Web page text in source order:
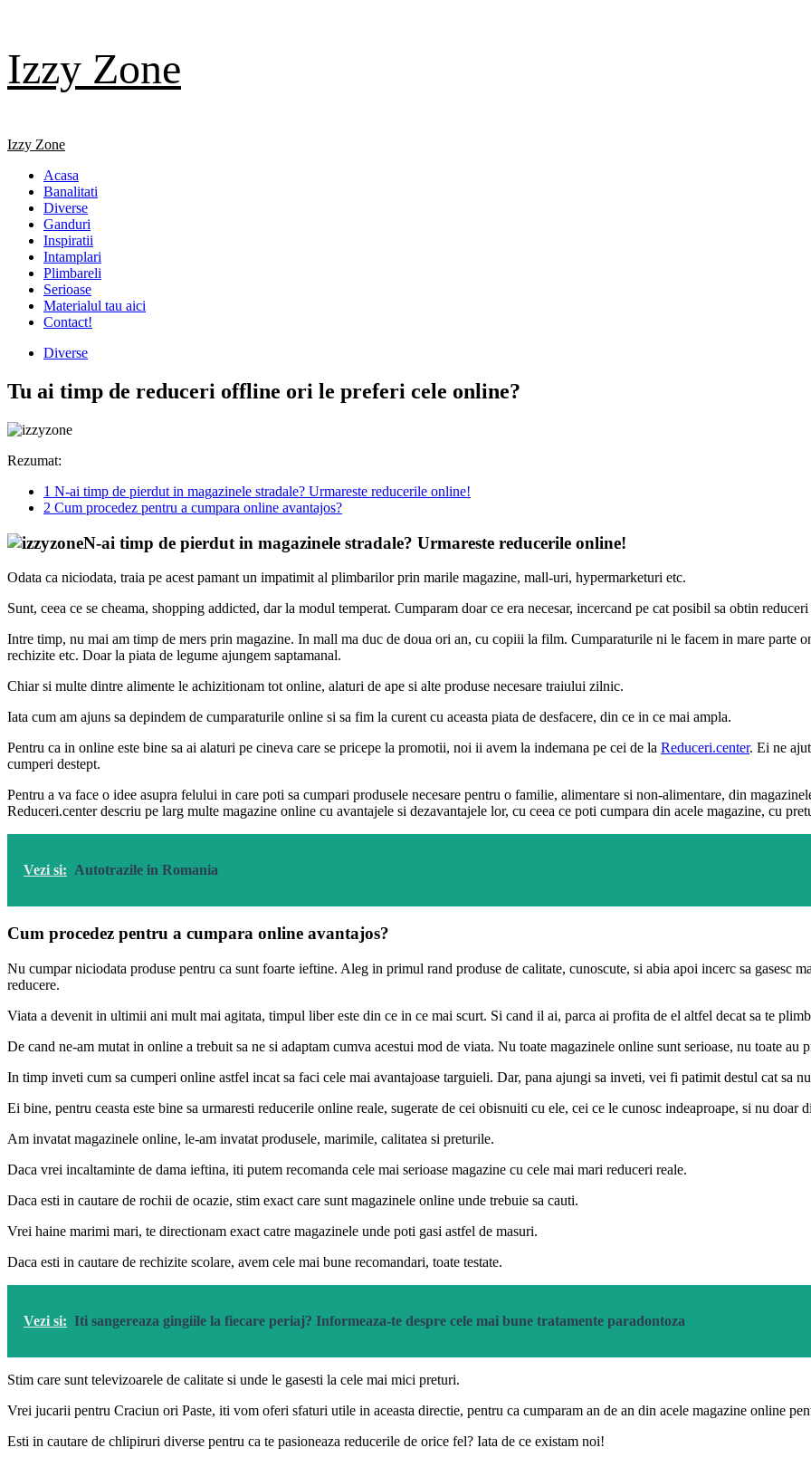
content
Izzy Zone
Primary
Izzy Zone
Acasa
Banalitati
Diverse
Ganduri
Inspiratii
Intamplari
Plimbareli
Serioase
Materialul tau aici
Contact!
Diverse
Tu ai timp de reduceri offline ori le preferi cele online?
Rezumat:
1 N-ai timp de pierdut in magazinele stradale? Urmareste reducerile online!
2 Cum procedez pentru a cumpara online avantajos?
N-ai timp de pierdut in magazinele stradale? Urmareste reducerile online!
Odata ca niciodata, traia pe acest pamant un impatimit al plimbarilor prin marile magazine, mall-uri, hypermarketuri etc.
Sunt, ceea ce se cheama, shopping addicted, dar la modul temperat. Cumparam doar ce era necesar, incercand pe cat posibil sa obtin
Intre timp, nu mai am timp de mers prin magazine. In mall ma duc de doua ori an, cu copiii la film. Cumparaturile ni le facem in mare parte
rechizite etc. Doar la piata de legume ajungem saptamanal.
Chiar si multe dintre alimente le achizitionam tot online, alaturi de ape si alte produse necesare traiului zilnic.
Iata cum am ajuns sa depindem de cumparaturile online si sa fim la curent cu aceasta piata de desfacere, din ce in ce mai ampla.
Pentru ca in online este bine sa ai alaturi pe cineva care se pricepe la promotii, noi ii avem la indemana pe cei de la Reduceri.center. Ei ne
cumperi destept.
Pentru a va face o idee asupra felului in care poti sa cumpari produsele necesare pentru o familie, alimentare si non-alimentare, din
Reduceri.center descriu pe larg multe magazine online cu avantajele si dezavantajele lor, cu ceea ce poti cumpara din acele magazine, cu
Vezi si: Autotrazile in Romania
Cum procedez pentru a cumpara online avantajos?
Nu cumpar niciodata produse pentru ca sunt foarte ieftine. Aleg in primul rand produse de calitate, cunoscute, si abia apoi incerc sa gasesc
reducere.
Viata a devenit in ultimii ani mult mai agitata, timpul liber este din ce in ce mai scurt. Si cand il ai, parca ai profita de el altfel decat sa te
De cand ne-am mutat in online a trebuit sa ne si adaptam cumva acestui mod de viata. Nu toate magazinele online sunt serioase, nu toate au
In timp inveti cum sa cumperi online astfel incat sa faci cele mai avantajoase targuieli. Dar, pana ajungi sa inveti, vei fi patimit destul cat sa
Ei bine, pentru ceasta este bine sa urmaresti reducerile online reale, sugerate de cei obisnuiti cu ele, cei ce le cunosc indeaproape, si nu
Am invatat magazinele online, le-am invatat produsele, marimile, calitatea si preturile.
Daca vrei incaltaminte de dama ieftina, iti putem recomanda cele mai serioase magazine cu cele mai mari reduceri reale.
Daca esti in cautare de rochii de ocazie, stim exact care sunt magazinele online unde trebuie sa cauti.
Vrei haine marimi mari, te directionam exact catre magazinele unde poti gasi astfel de masuri.
Daca esti in cautare de rechizite scolare, avem cele mai bune recomandari, toate testate.
Vezi si: Iti sangereaza gingiile la fiecare periaj? Informeaza-te despre cele mai bune tratamente paradontoza
Stim care sunt televizoarele de calitate si unde le gasesti la cele mai mici preturi.
Vrei jucarii pentru Craciun ori Paste, iti vom oferi sfaturi utile in aceasta directie, pentru ca cumparam an de an din acele magazine online
Esti in cautare de chlipiruri diverse pentru ca te pasioneaza reducerile de orice fel? Iata de ce existam noi!